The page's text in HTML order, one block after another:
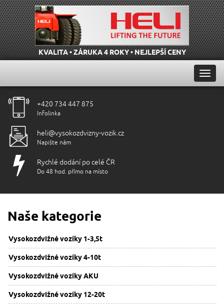
KVALITA • ZÁRUKA 4 ROKY • NEJLEPŠÍ CENY
+420 734 447 875
Infolinka
heli@vysokozdvizny-vozik.cz
Napište nám
Rychlé dodání po celé ČR
Do 48 hod. přímo na místo
Naše kategorie
Vysokozdvižné vozíky 1-3,5t
Vysokozdvižné vozíky 4-10t
Vysokozdvižné vozíky AKU
Vysokozdvižné vozíky 12-20t